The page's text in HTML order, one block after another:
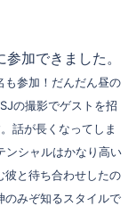
加できました。
も参加！だんだん昼の
の撮影でゲストを招
話が長くなってしま
ンシャルはかなり高い
彼と待ち合わせしたの
のみぞ知るスタイルで